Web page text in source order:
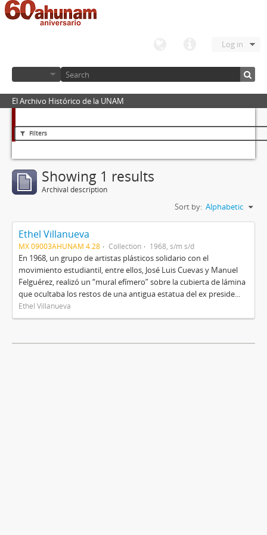
Log in
El Archivo Histórico de la UNAM
Filters
Showing 1 results
Archival description
Sort by: Alphabetic
Ethel Villanueva
MX 09003AHUNAM 4.28 Collection 1968, s/m s/d
En 1968, un grupo de artistas plásticos solidario con el
movimiento estudiantil, entre ellos, José Luis Cuevas y Manuel
Felguérez, realizó un “mural efímero” sobre la cubierta de lámina
que ocultaba los restos de una antigua estatua del ex preside...
Ethel Villanueva